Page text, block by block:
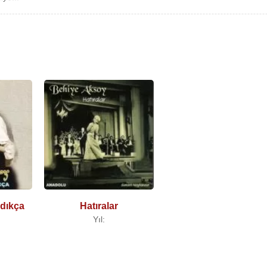
Halil Aksoy
boşandı.
açtığı boşanma davası neticesinde 1974 yılında boşandı.
Hatıralar
Yıl: